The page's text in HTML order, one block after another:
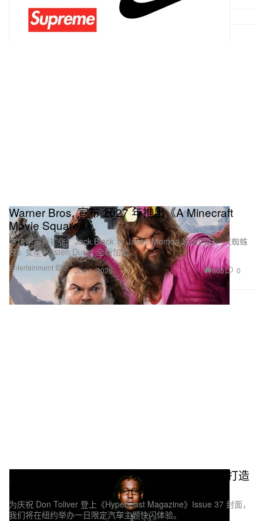
Entertainment 娱乐
Warner Bros. 宣布 2027 年推出《A Minecraft
Movie Squared》
方块宇宙再扩张：Jack Black 与 Jason Momoa 原班回归，《蜘蛛
侠》女星 Kirsten Dunst 全新加盟。
Jun 1, 2026 665 0
Hypebeast Magazine 携手 Don Toliver 纽约打造
为庆祝 Don Toliver 登上《Hypebeast Magazine》Issue 37 封面，
我们将在纽约举办一日限定汽车主题快闪体验。